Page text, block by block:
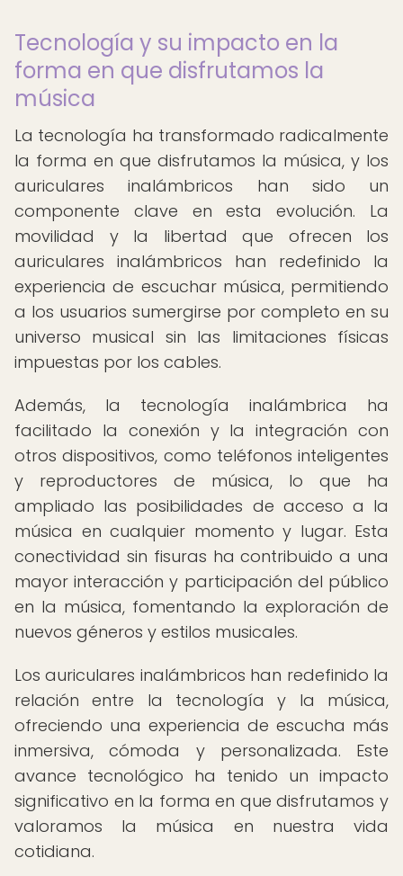
Tecnología y su impacto en la
forma en que disfrutamos la
música
La tecnología ha transformado radicalmente
la forma en que disfrutamos la música, y los
auriculares inalámbricos han sido un
componente clave en esta evolución. La
movilidad y la libertad que ofrecen los
auriculares inalámbricos han redefinido la
experiencia de escuchar música, permitiendo
a los usuarios sumergirse por completo en su
universo musical sin las limitaciones físicas
impuestas por los cables.
Además, la tecnología inalámbrica ha
facilitado la conexión y la integración con
otros dispositivos, como teléfonos inteligentes
y reproductores de música, lo que ha
ampliado las posibilidades de acceso a la
música en cualquier momento y lugar. Esta
conectividad sin fisuras ha contribuido a una
mayor interacción y participación del público
en la música, fomentando la exploración de
nuevos géneros y estilos musicales.
Los auriculares inalámbricos han redefinido la
relación entre la tecnología y la música,
ofreciendo una experiencia de escucha más
inmersiva, cómoda y personalizada. Este
avance tecnológico ha tenido un impacto
significativo en la forma en que disfrutamos y
valoramos la música en nuestra vida
cotidiana.